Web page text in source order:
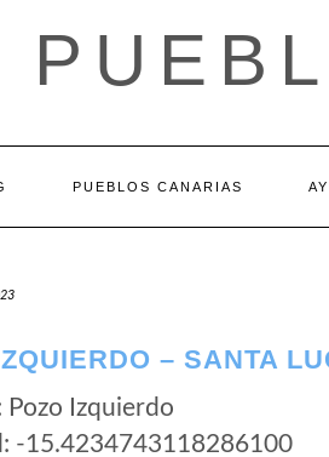
PUEBLOS CANARIAS
– SANTA
Pozo Izquierdo
-15.4234743118286100